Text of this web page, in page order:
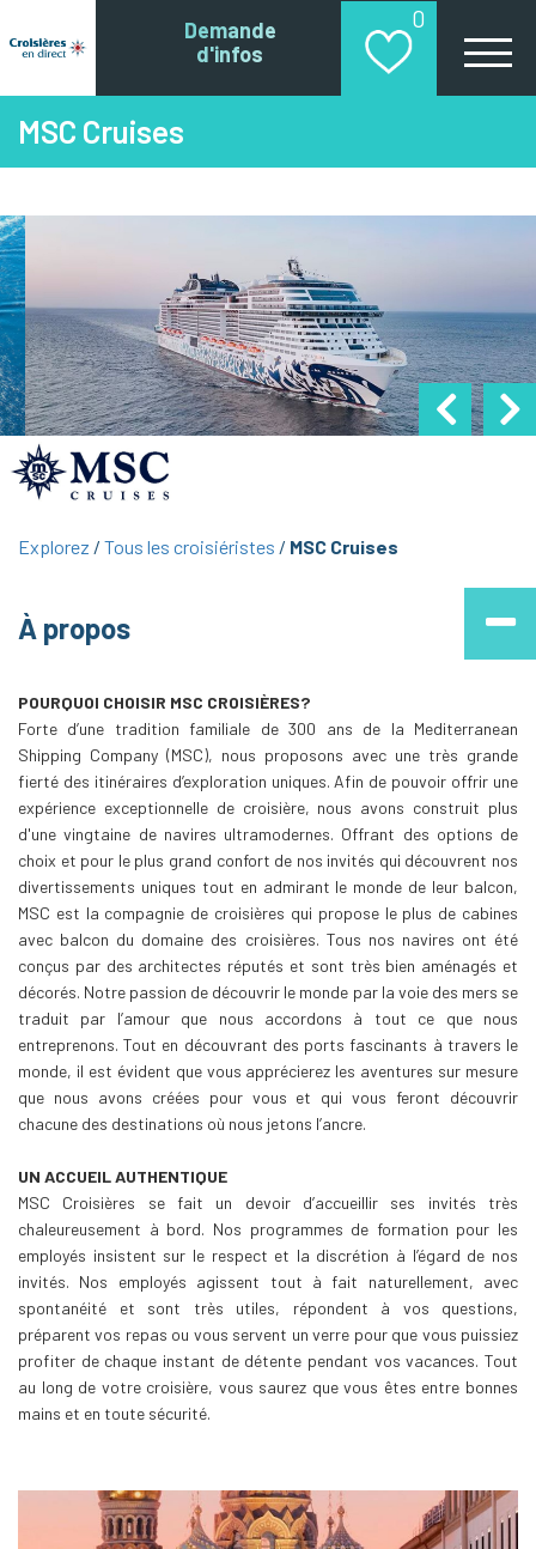
Demande
d'infos
0
MSC Cruises
Explorez Tous les croisiéristes MSC Cruises
À propos
POURQUOI CHOISIR MSC CROISIÈRES?
Forte d’une tradition familiale de 300 ans de la Mediterranean
Shipping Company (MSC), nous proposons avec une très grande
fierté des itinéraires d’exploration uniques. Afin de pouvoir offrir une
expérience exceptionnelle de croisière, nous avons construit plus
d'une vingtaine de navires ultramodernes. Offrant des options de
choix et pour le plus grand confort de nos invités qui découvrent nos
divertissements uniques tout en admirant le monde de leur balcon,
MSC est la compagnie de croisières qui propose le plus de cabines
avec balcon du domaine des croisières. Tous nos navires ont été
conçus par des architectes réputés et sont très bien aménagés et
décorés. Notre passion de découvrir le monde par la voie des mers se
traduit par l’amour que nous accordons à tout ce que nous
entreprenons. Tout en découvrant des ports fascinants à travers le
monde, il est évident que vous apprécierez les aventures sur mesure
que nous avons créées pour vous et qui vous feront découvrir
chacune des destinations où nous jetons l’ancre.
UN ACCUEIL AUTHENTIQUE
MSC Croisières se fait un devoir d’accueillir ses invités très
chaleureusement à bord. Nos programmes de formation pour les
employés insistent sur le respect et la discrétion à l’égard de nos
invités. Nos employés agissent tout à fait naturellement, avec
spontanéité et sont très utiles, répondent à vos questions,
préparent vos repas ou vous servent un verre pour que vous puissiez
profiter de chaque instant de détente pendant vos vacances. Tout
au long de votre croisière, vous saurez que vous êtes entre bonnes
mains et en toute sécurité.